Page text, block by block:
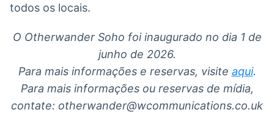
todos os locais.
O Otherwander Soho foi inaugurado no dia 1 de
junho de 2026.
Para mais informações e reservas, visite aqui.
Para mais informações ou reservas de mídia,
contate: otherwander@wcommunications.co.uk